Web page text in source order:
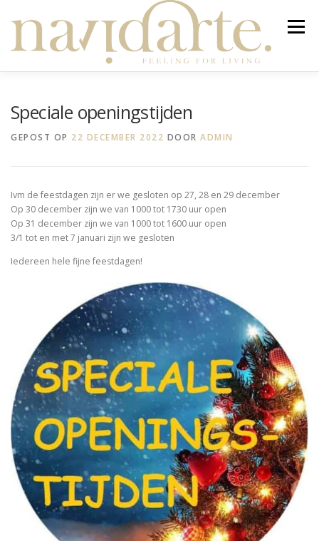
naar
inhoud
Menu
TAFELKLEED OP MAAT OVER NIEUWBRIEF
Producten zoeken
Speciale openingstijden
GEPOST OP 22 DECEMBER 2022 DOOR ADMIN
Ivm de feestdagen zijn er we gesloten op 27, 28 en 29 december
Op 30 december zijn we van 1000 tot 1730 uur open
Op 31 december zijn we van 1000 tot 1600 uur open
3/1 tot en met 7 januari zijn we gesloten
Iedereen hele fijne feestdagen!